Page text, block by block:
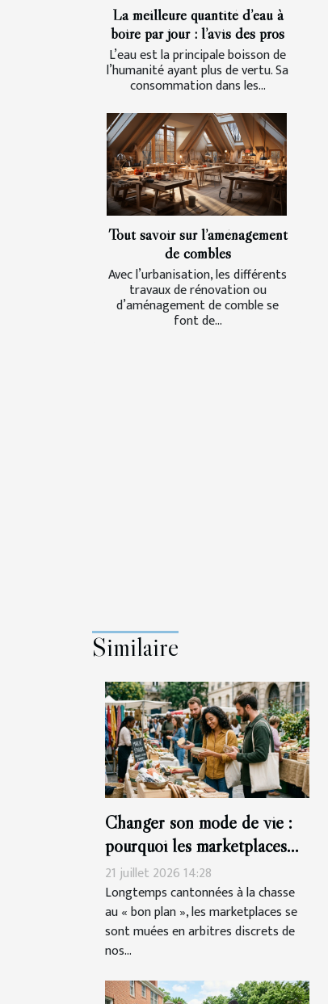
La meilleure quantité d’eau à
boire par jour : l’avis des pros
L’eau est la principale boisson de
l’humanité ayant plus de vertu. Sa
consommation dans les...
Tout savoir sur l’aménagement
de combles
Avec l’urbanisation, les différents
travaux de rénovation ou
d’aménagement de comble se
font de...
Similaire
Changer son mode de vie :
pourquoi les marketplaces
façonnent nos choix éthiques
21 juillet 2026 14:28
Longtemps cantonnées à la chasse
au « bon plan », les marketplaces se
sont muées en arbitres discrets de
nos...